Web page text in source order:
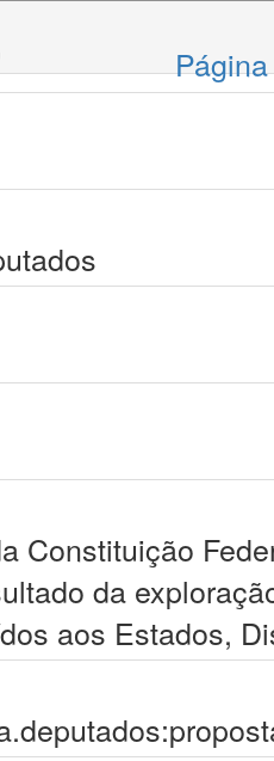
Constituição
da
aos Estados,